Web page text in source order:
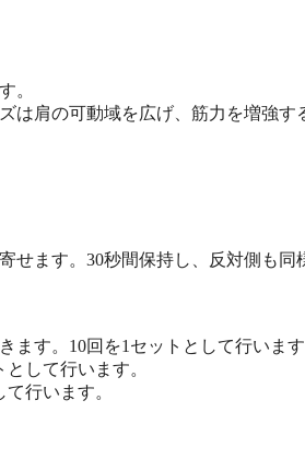
。
は肩の可動域を広げ、筋力を増強す
せます。30秒間保持し、反対側も同
ます。10回を1セットとして行いま
して行います。
行います。